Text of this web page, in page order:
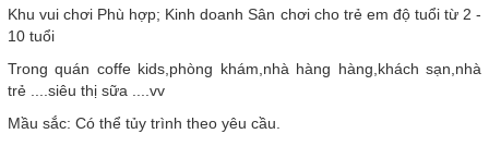
Khu vui chơi Phù hợp; Kinh doanh Sân chơi cho trẻ em độ tuổi từ 2 -
10 tuổi
Trong quán coffe kids,phòng khám,nhà hàng hàng,khách sạn,nhà
trẻ ....siêu thị sữa ....vv
Mầu sắc: Có thể tủy trình theo yêu cầu.